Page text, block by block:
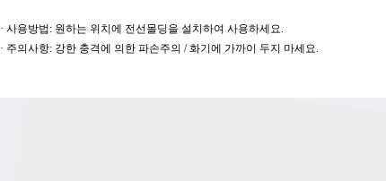
· 사용방법: 원하는 위치에 전선몰딩을 설치하여 사용하세요.
· 주의사항: 강한 충격에 의한 파손주의 / 화기에 가까이 두지 마세요.